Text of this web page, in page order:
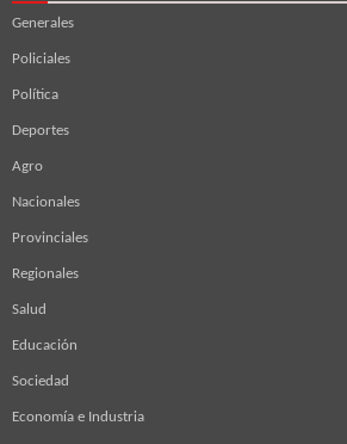
Generales
Policiales
Política
Deportes
Agro
Nacionales
Provinciales
Regionales
Salud
Educación
Sociedad
Economía e Industria